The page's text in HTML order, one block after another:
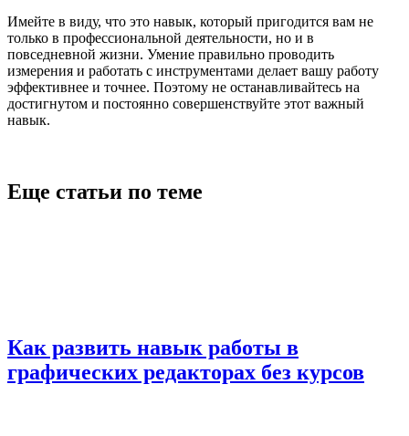
Имейте в виду, что это навык, который пригодится вам не
только в профессиональной деятельности, но и в
повседневной жизни. Умение правильно проводить
измерения и работать с инструментами делает вашу работу
эффективнее и точнее. Поэтому не останавливайтесь на
достигнутом и постоянно совершенствуйте этот важный
навык.
Еще статьи по теме
Как развить навык работы в
графических редакторах без курсов